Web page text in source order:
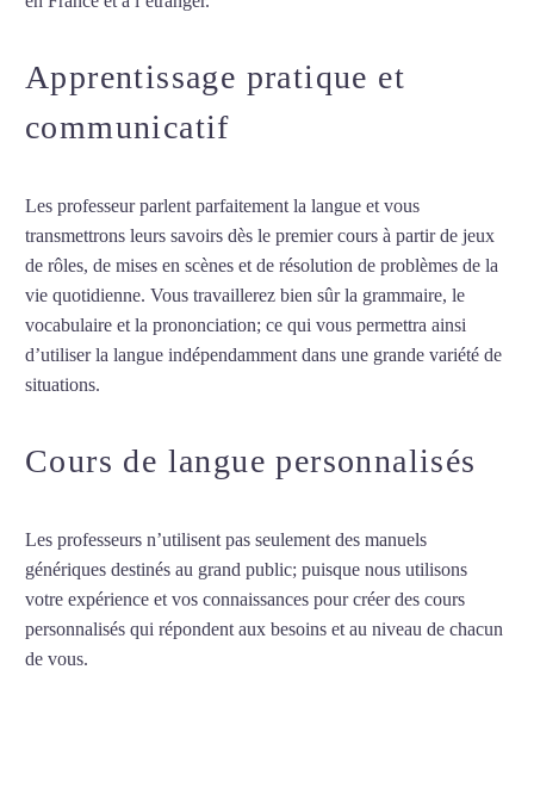
Apprentissage pratique et
communicatif
Les professeur parlent parfaitement la langue et vous
transmettrons leurs savoirs dès le premier cours à partir de jeux
de rôles, de mises en scènes et de résolution de problèmes de la
vie quotidienne. Vous travaillerez bien sûr la grammaire, le
vocabulaire et la prononciation; ce qui vous permettra ainsi
d’utiliser la langue indépendamment dans une grande variété de
situations.
Cours de langue personnalisés
Les professeurs n’utilisent pas seulement des manuels
génériques destinés au grand public; puisque nous utilisons
votre expérience et vos connaissances pour créer des cours
personnalisés qui répondent aux besoins et au niveau de chacun
de vous.